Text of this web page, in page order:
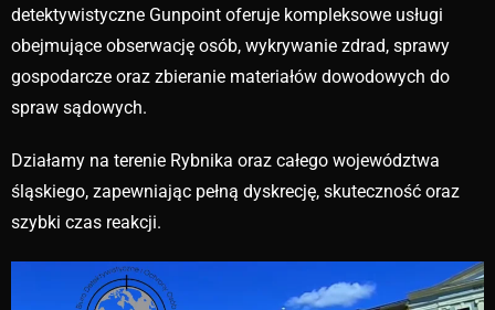
detektywistyczne Gunpoint oferuje kompleksowe usługi
obejmujące obserwację osób, wykrywanie zdrad, sprawy
gospodarcze oraz zbieranie materiałów dowodowych do
spraw sądowych.
Działamy na terenie Rybnika oraz całego województwa
śląskiego, zapewniając pełną dyskrecję, skuteczność oraz
szybki czas reakcji.